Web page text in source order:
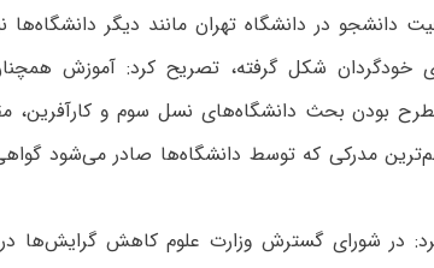
دانشجو در دانشگاه تهران مانند دیگر دانشگاه‌ها
خودگردان شکل گرفته، تصریح کرد: آموزش
بودن بحث دانشگاه‌های نسل سوم و کارآفرین،
مدرکی که توسط دانشگاه‌ها صادر می‌شود
در شورای گسترش وزارت علوم کاهش گرایش‌ها